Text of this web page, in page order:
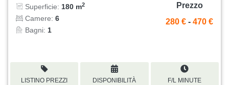
Superficie: 180 m2
Camere: 6
Bagni: 1
Prezzo
280 € - 470 €
LISTINO PREZZI DISPONIBILITÀ F/L MINUTE